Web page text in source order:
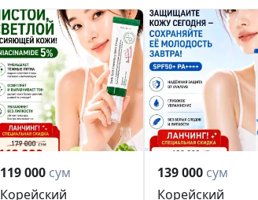
119 000 сум
Корейский
139 000 сум
Корейский